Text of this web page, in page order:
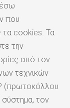
που
τα cookies. Τα
την
από τον
τεχνικών
(πρωτοκόλλου
σύστημα, τον